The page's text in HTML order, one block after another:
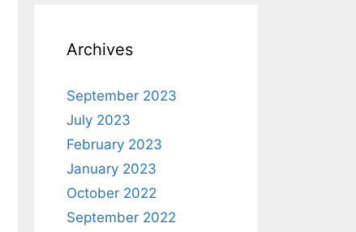
Archives
September 2023
July 2023
February 2023
January 2023
October 2022
September 2022